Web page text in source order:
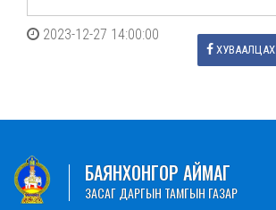
2023-12-27 14:00:00
ХУВААЛЦАХ
БАЯНХОНГОР АЙМАГ
ЗАСАГ ДАРГЫН ТАМГЫН ГАЗАР